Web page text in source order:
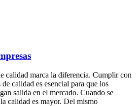
calidad marca la diferencia. Cumplir con
calidad es esencial para que los
salida en el mercado. Cuando se
la calidad es mayor. Del mismo